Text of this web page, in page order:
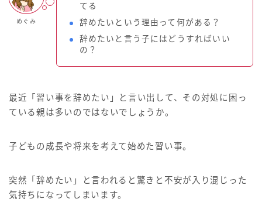
めぐみ
てる
辞めたいという理由って何がある？
辞めたいと言う子にはどうすればいい
の？
最近「習い事を辞めたい」と言い出して、その対処に困っ
ている親は多いのではないでしょうか。
子どもの成長や将来を考えて始めた習い事。
突然「辞めたい」と言われると驚きと不安が入り混じった
気持ちになってしまいます。